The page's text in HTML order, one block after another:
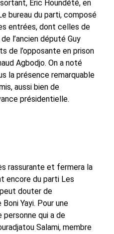
Eric Houndété, en
bureau du parti, composé
entrées, dont celles de
l’ancien député Guy
de l’opposante en prison
Agbodjo. On a noté
la présence remarquable
aussi bien de
présidentielle.
rassurante et fermera la
encore du parti Les
douter de
Yayi. Pour une
qui a de
Salami, membre